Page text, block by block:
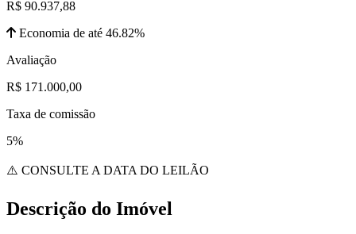
R$ 90.937,88
Economia de até 46.82%
Avaliação
R$ 171.000,00
Taxa de comissão
5%
⚠️ CONSULTE A DATA DO LEILÃO
Descrição do Imóvel